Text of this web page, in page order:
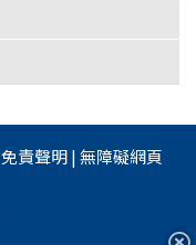
免責聲明|無障礙網頁